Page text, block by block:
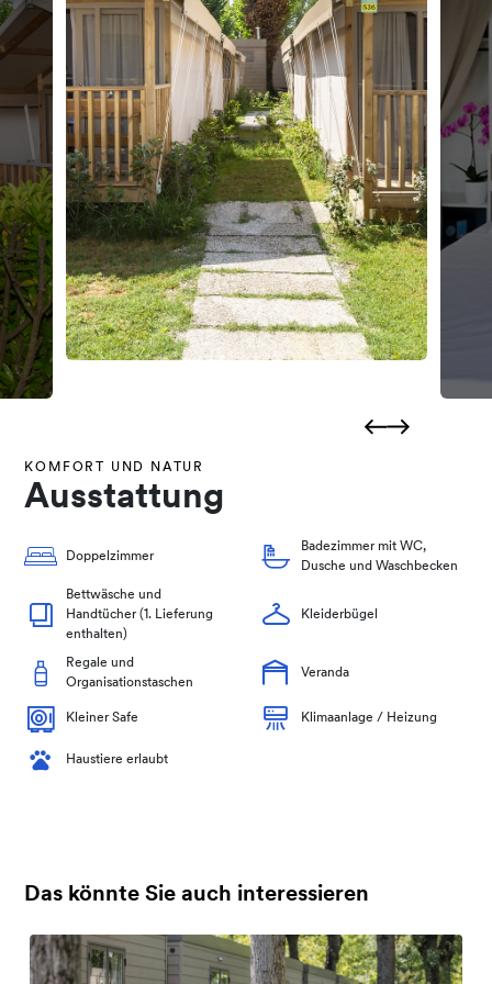
KOMFORT UND NATUR
Ausstattung
Doppelzimmer
Badezimmer mit WC,
Dusche und Waschbecken
Bettwäsche und
Handtücher (1. Lieferung
enthalten)
Kleiderbügel
Regale und
Organisationstaschen
Veranda
Kleiner Safe Klimaanlage / Heizung
Haustiere erlaubt
Das könnte Sie auch interessieren